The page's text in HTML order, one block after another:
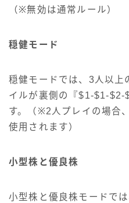
（※無効は通常ルール）
穏健モード
穏健モードでは、3人以上
イルが裏側の『$1-$1-$2-
す。（※2人プレイの場合
使用されます）
小型株と優良株
小型株と優良株モードで